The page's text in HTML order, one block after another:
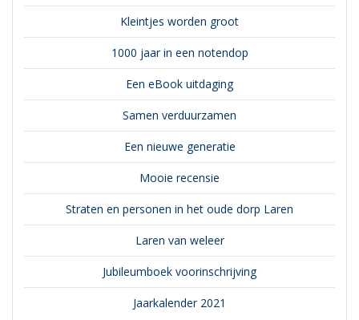
Kleintjes worden groot
1000 jaar in een notendop
Een eBook uitdaging
Samen verduurzamen
Een nieuwe generatie
Mooie recensie
Straten en personen in het oude dorp Laren
Laren van weleer
Jubileumboek voorinschrijving
Jaarkalender 2021